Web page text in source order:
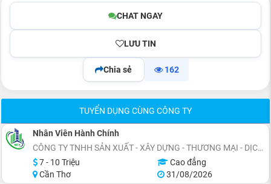
CHAT NGAY
LƯU TIN
Chia sẻ 162
TUYỂN DỤNG CÙNG CÔNG TY
Nhân Viên Hành Chính
CÔNG TY TNHH SẢN XUẤT - XÂY DỰNG - THƯƠNG MẠI - DỊCH VỤ NỘI THẤT XANH
7 - 10 Triệu
Cao đẳng
Cần Thơ
31/08/2026